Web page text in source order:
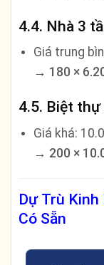
4.4. Nhà 3
Giá trung
→ 180 ×
4.5. Biệt
Giá khá:
→ 200 ×
Dự Trù
Có Sẵn